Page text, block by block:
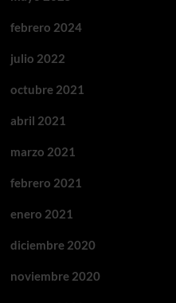
febrero 2024
julio 2022
octubre 2021
abril 2021
marzo 2021
febrero 2021
enero 2021
diciembre 2020
noviembre 2020